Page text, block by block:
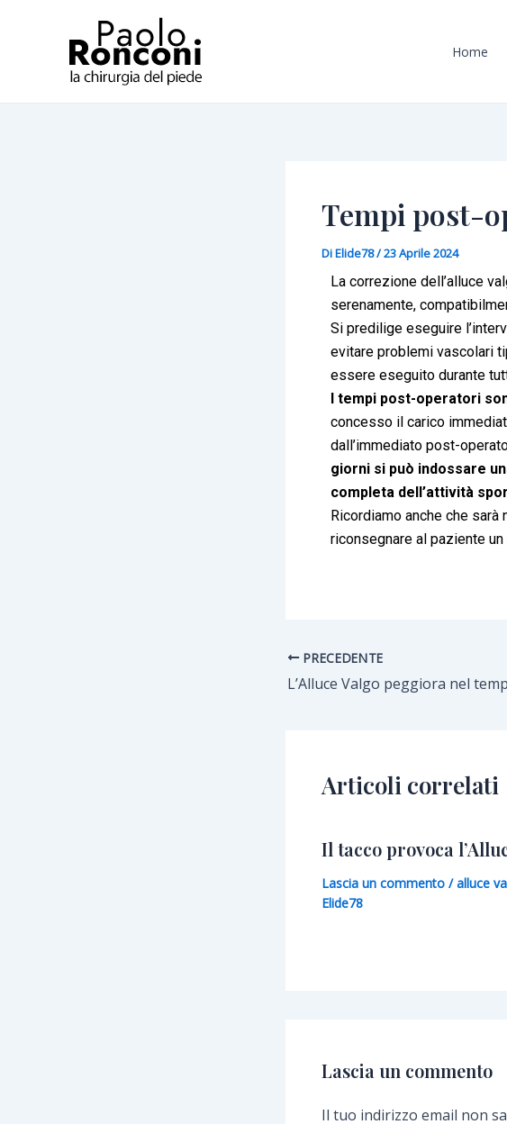
Home
Tempi post-
DiElide78/23 Aprile 2024
La correzione dell’alluce
serenamente,
Si predilige eseguire
evitare problemi vascolari
essere eseguito durante
I tempi post-operatori
concesso il carico
dall’immediato post-
giorni si può indossare
completa dell’attività
Ricordiamo anche che
riconsegnare al paziente
PRECEDENTE
L’Alluce Valgo peggiora nel
Articoli correlati
Il tacco provoca
Lascia un commento /alluce
Elide78
Lascia un commento
Il tuo indirizzo email non